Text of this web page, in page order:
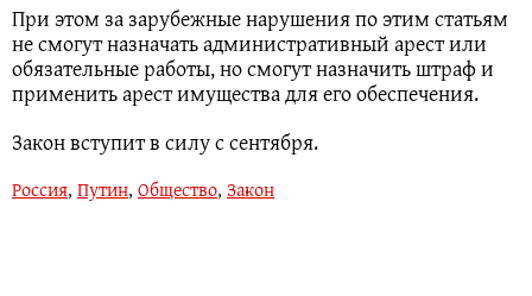
При этом за зарубежные нарушения по этим статьям
не смогут назначать административный арест или
обязательные работы, но смогут назначить штраф и
применить арест имущества для его обеспечения.
Закон вступит в силу с сентября.
Россия, Путин, Общество, Закон